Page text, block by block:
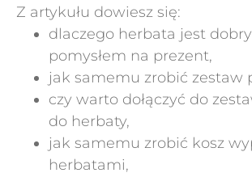
Z artykułu dowiesz się:
dlaczego herbata jest
pomysłem na prezent,
jak samemu zrobić zestaw
czy warto dołączyć do
do herbaty,
jak samemu zrobić kosz
herbatami,